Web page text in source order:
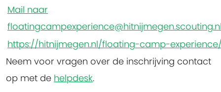
Mail naar
https://hitnijmegen.nl/floating-camp-
Neem voor vragen over de inschrijving contact
op met de helpdesk.